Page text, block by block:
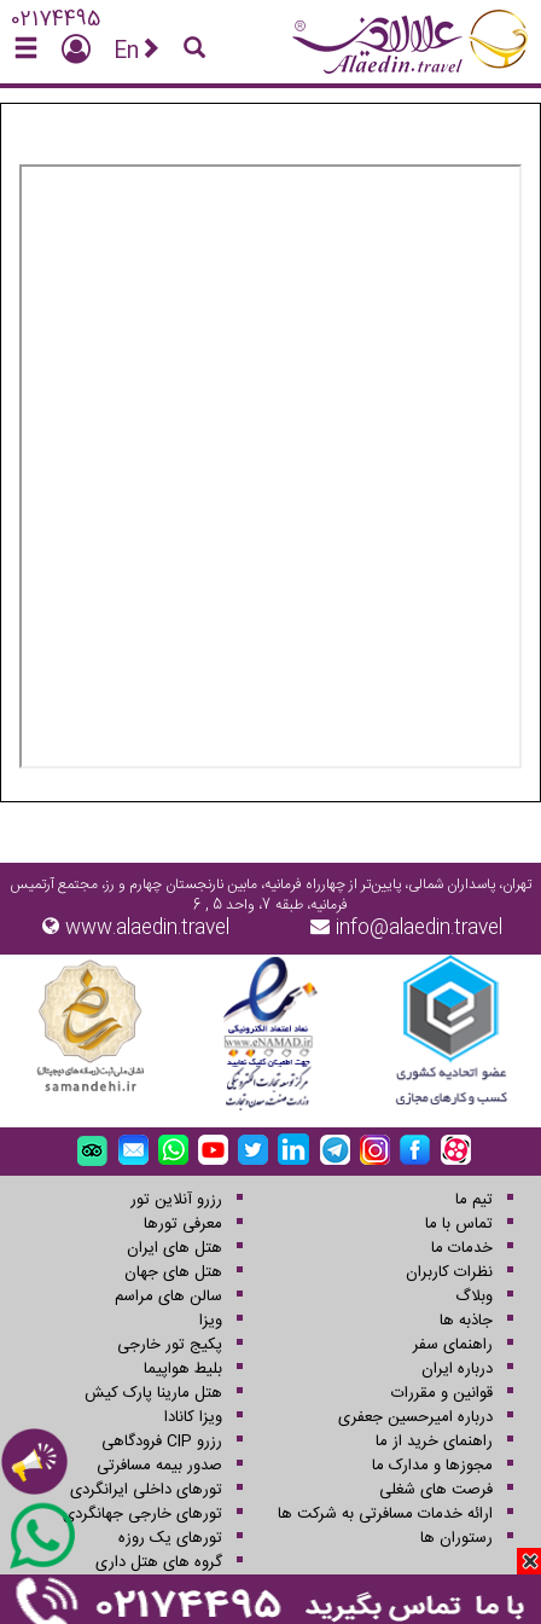
02174495
En
تهران، پاسداران شمالی، پایین‌تر از چهارراه فرمانیه، مابین نارنجستان چهارم و رز، مجتمع آرتمیس
فرمانیه، طبقه 7، واحد 5 , 6
info@alaedin.travel
www.alaedin.travel
تیم ما
تماس با ما
خدمات ما
نظرات کاربران
وبلاگ
جاذبه ها
راهنمای سفر
درباره ایران
قوانین و مقررات
درباره امیرحسین جعفری
راهنمای خرید از ما
مجوزها و مدارک ما
فرصت های شغلی
ارائه خدمات مسافرتی به شرکت ها
رستوران ها
رزرو آنلاین تور
معرفی تورها
هتل های ایران
هتل های جهان
سالن های مراسم
ویزا
پکیج تور خارجی
بلیط هواپیما
هتل مارینا پارک کیش
ویزا کانادا
رزرو CIP فرودگاهی
صدور بیمه مسافرتی
تورهای داخلی ایرانگردی
تورهای خارجی جهانگردی
تورهای یک روزه
گروه های هتل داری
کلیه حقوق این سایت محفوظ و متعلق به شرکت سفرهای علاءالدین می باشد